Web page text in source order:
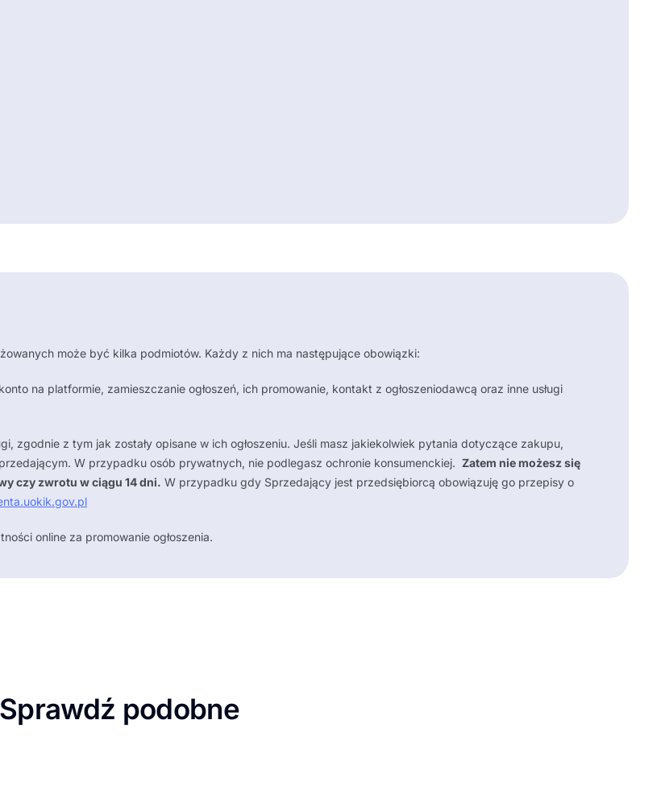
może być kilka podmiotów. Każdy z nich ma następujące obowiązki:
na platformie, zamieszczanie ogłoszeń, ich promowanie, kontakt z ogłoszeniodawcą oraz inne usługi
zgodnie z tym jak zostały opisane w ich ogłoszeniu. Jeśli masz jakiekolwiek pytania dotyczące zakupu,
W przypadku osób prywatnych, nie podlegasz ochronie konsumenckiej. Zatem nie możesz się
czy zwrotu w ciągu 14 dni. W przypadku gdy Sprzedający jest przedsiębiorcą obowiązuję go przepisy o
online za promowanie ogłoszenia.
Sprawdź podobne